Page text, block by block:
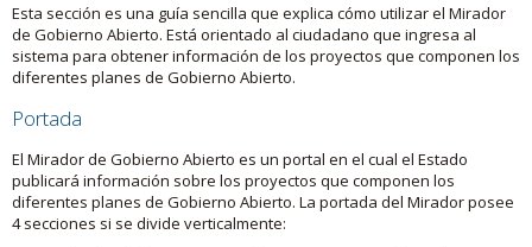
Esta sección es una guía sencilla que explica cómo utilizar el Mirador
de Gobierno Abierto. Está orientado al ciudadano que ingresa al
sistema para obtener información de los proyectos que componen los
diferentes planes de Gobierno Abierto.
Portada
El Mirador de Gobierno Abierto es un portal en el cual el Estado
publicará información sobre los proyectos que componen los
diferentes planes de Gobierno Abierto. La portada del Mirador posee
4 secciones si se divide verticalmente: